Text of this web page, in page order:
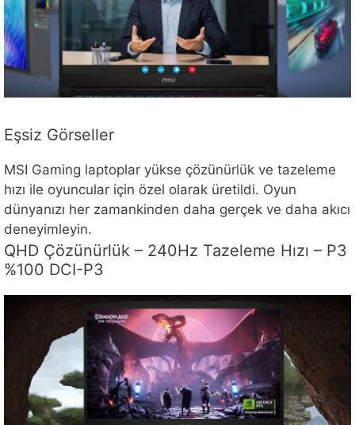
Eşsiz Görseller
MSI Gaming laptoplar yükse çözünürlük ve tazeleme
hızı ile oyuncular için özel olarak üretildi. Oyun
dünyanızı her zamankinden daha gerçek ve daha akıcı
deneyimleyin.
QHD Çözünürlük – 240Hz Tazeleme Hızı – P3
%100 DCI-P3